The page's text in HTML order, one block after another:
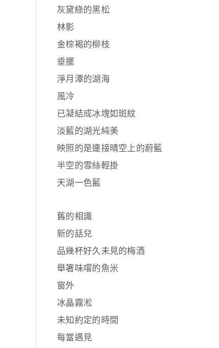
灰黛綠的黑松
林影
金棕褐的柳枝
垂擺
淨月潭的湖海
風冷
已凝結成冰塊如斑紋
淡藍的湖光純美
映照的是連接晴空上的蔚藍
半空的雪絲輕掛
天湖一色藍
舊的相識
新的話兒
品幾杯好久未見的梅酒
舉箸味嚐的魚米
窗外
冰晶霧淞
未知約定的時間
每當遇見